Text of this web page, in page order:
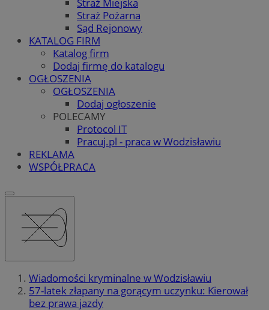
Straż Pożarna
Sąd Rejonowy
KATALOG FIRM
Katalog firm
Dodaj firmę do katalogu
OGŁOSZENIA
OGŁOSZENIA
Dodaj ogłoszenie
POLECAMY
Protocol IT
Pracuj.pl - praca w Wodzisławiu
REKLAMA
WSPÓŁPRACA
Wiadomości kryminalne w Wodzisławiu
57-latek złapany na gorącym uczynku: Kierował
bez prawa jazdy